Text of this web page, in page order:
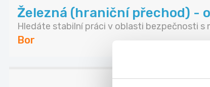
Železná (hraniční přechod) -
Hledáte stabilní práci v oblasti bezpečnosti s
Bor